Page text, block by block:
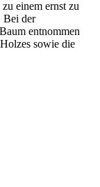
einem ernst zu
Bei der
entnommen
sowie die